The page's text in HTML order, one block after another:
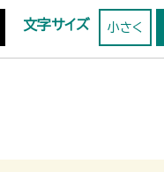
文字サイズ 小さく